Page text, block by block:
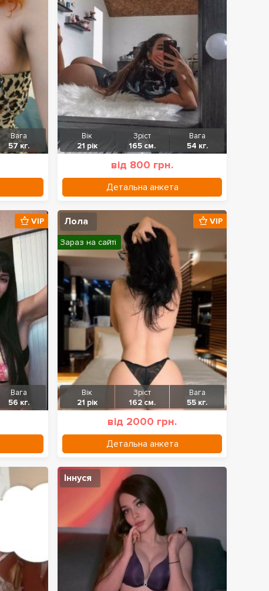
Вага
57 кг.
Вік
21 рік
Зріст
165 см.
Вага
54 кг.
від 800 грн.
Детальна анкета
Вага
56 кг.
VIP Лола
Вік
21 рік
Зріст
162 см.
Вага
55 кг.
від 2000 грн.
Детальна анкета
VIP
Зараз на сайті
Іннуся